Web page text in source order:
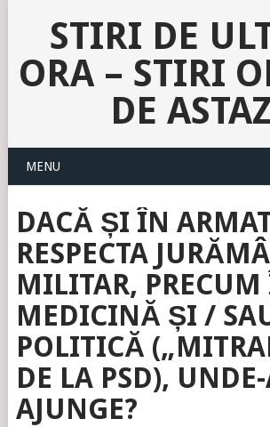
STIRI DE
ORA – STIRI
DE
MENU
DACĂ ȘI ÎN
RESPECTA
MILITAR, PRECUM
MEDICINĂ ȘI /
POLITICĂ
DE LA PSD),
AJUNGE?